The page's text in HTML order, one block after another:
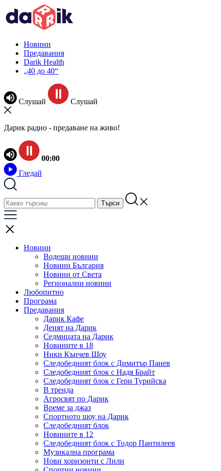
Новини
Предавания
Darik Health
„40 до 40“
Слушай Слушай
Дарик радио - предаване на живо!
00:00
Гледай
Новини
Водещи новини
Новини България
Новини от Света
Регионални новини
Любопитно
Програма
Предавания
Дарик Кафе
Денят на Дарик
Седмицата на Дарик
Новините в 18
Ники Кънчев Шоу
Следобедният блок с Димитър Панев
Следобедният блок с Надя Брайт
Следобедният блок с Гери Турийска
В тренда
Агросвят по Дарик
Време за джаз
Спортното шоу на Дарик
Следобедният блок
Новините в 12
Следобедният блок с Тодор Пантилеев
Музикална програма
Нови хоризонти с Лили